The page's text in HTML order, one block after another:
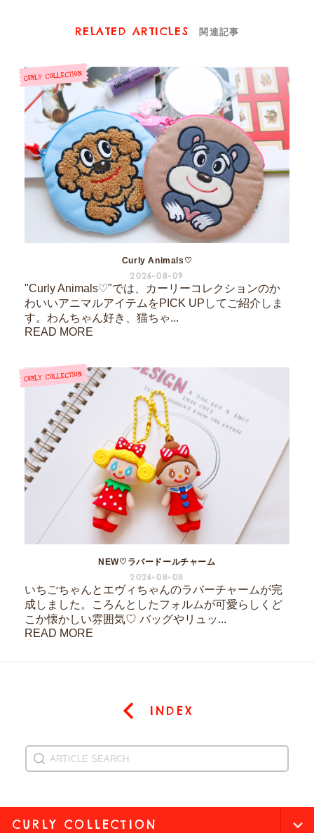
RELATED ARTICLES 関連記事
Curly Animals♡
2026-08-09
"Curly Animals♡"では、カーリーコレクションのか
わいいアニマルアイテムをPICK UPしてご紹介しま
す。わんちゃん好き、猫ちゃ...
READ MORE
NEW♡ラバードールチャーム
2026-08-08
いちごちゃんとエヴィちゃんのラバーチャームが完
成しました。ころんとしたフォルムが可愛らしくど
こか懐かしい雰囲気♡ バッグやリュッ...
READ MORE
INDEX
CURLY COLLECTION